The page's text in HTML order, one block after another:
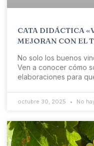
CATA DIDÁCTICA
MEJORAN CON EL
No solo los buenos
Ven a conocer cómo
elaboraciones para
octubre 30, 2025 No